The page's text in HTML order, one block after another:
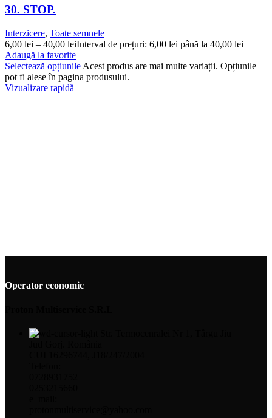
30. STOP.
Interzicere, Toate semnele
6,00 lei – 40,00 leiInterval de prețuri: 6,00 lei până la 40,00 lei
Adaugă la favorite
Selectează opțiunile Acest produs are mai multe variații. Opțiunile
pot fi alese în pagina produsului.
Vizualizare rapidă
Operator economic